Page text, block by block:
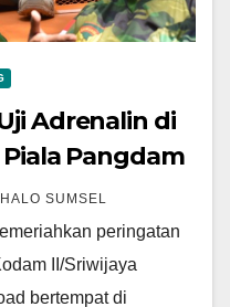
Adrenalin di
Pangdam
SUMSEL
peringatan
II/Sriwijaya
bertempat di